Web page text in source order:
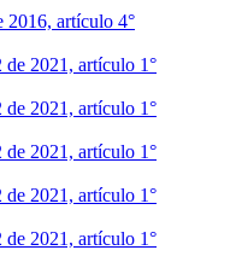
2016, artículo 4°
2021, artículo 1°
2021, artículo 1°
2021, artículo 1°
2021, artículo 1°
2021, artículo 1°